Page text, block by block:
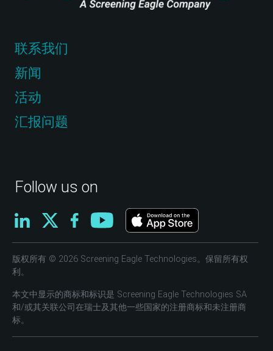
Follow us on
联系我们
新闻
活动
汇报问题
版权所有 © 2026 Screening Eagle Technologies。保留所有权
利。
本文中显示的商标和标识是 Screening Eagle Technologies SA
和/或其关联公司在瑞士及其他一些国家的注册商标和未注册商
标。